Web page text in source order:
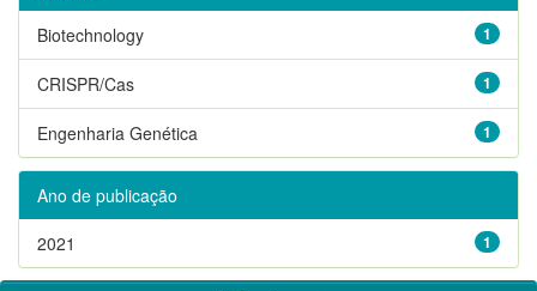
1
Biotechnology
1
CRISPR/Cas
1
Engenharia Genética
Ano de publicação
1
2021